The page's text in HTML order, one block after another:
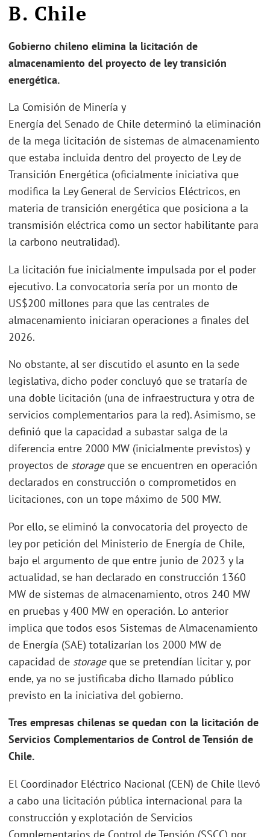
B. Chile
Gobierno chileno elimina la licitación de
almacenamiento del proyecto de ley transición
energética.
La Comisión de Minería y
Energía del Senado de Chile determinó la eliminación
de la mega licitación de sistemas de almacenamiento
que estaba incluida dentro del proyecto de Ley de
Transición Energética (oficialmente iniciativa que
modifica la Ley General de Servicios Eléctricos, en
materia de transición energética que posiciona a la
transmisión eléctrica como un sector habilitante para
la carbono neutralidad).
La licitación fue inicialmente impulsada por el poder
ejecutivo. La convocatoria sería por un monto de
US$200 millones para que las centrales de
almacenamiento iniciaran operaciones a finales del
2026.
No obstante, al ser discutido el asunto en la sede
legislativa, dicho poder concluyó que se trataría de
una doble licitación (una de infraestructura y otra de
servicios complementarios para la red). Asimismo, se
definió que la capacidad a subastar salga de la
diferencia entre 2000 MW (inicialmente previstos) y
proyectos de storageque se encuentren en operación
declarados en construcción o comprometidos en
licitaciones, con un tope máximo de 500 MW.
Por ello, se eliminó la convocatoria del proyecto de
ley por petición del Ministerio de Energía de Chile,
bajo el argumento de que entre junio de 2023 y la
actualidad, se han declarado en construcción 1360
MW de sistemas de almacenamiento, otros 240 MW
en pruebas y 400 MW en operación. Lo anterior
implica que todos esos Sistemas de Almacenamiento
de Energía (SAE) totalizarían los 2000 MW de
capacidad de storageque se pretendían licitar y, por
ende, ya no se justificaba dicho llamado público
previsto en la iniciativa del gobierno.
Tres empresas chilenas se quedan con la licitación de
Servicios Complementarios de Control de Tensión de
Chile.
El Coordinador Eléctrico Nacional (CEN) de Chile llevó
a cabo una licitación pública internacional para la
construcción y explotación de Servicios
Complementarios de Control de Tensión (SSCC) por